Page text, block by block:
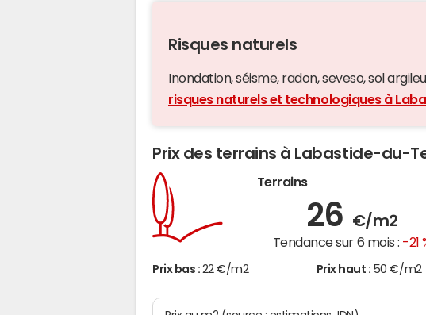
Risques naturels
Inondation, séisme, radon, seveso, sol
risques naturels et technologiques à
Prix des terrains à Labastide-du-
Terrains
26 €/m2
Tendance sur 6 mois : -21
Prix bas : 22 €/m2 Prix haut : 50 €/m2